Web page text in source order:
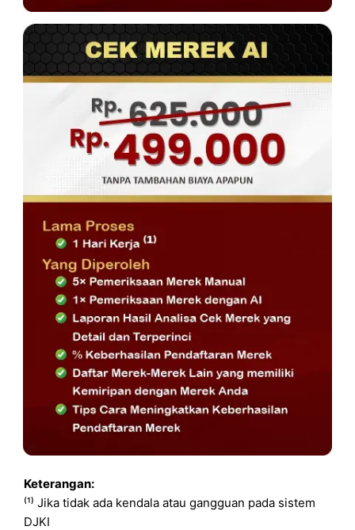
Keterangan:
⁽¹⁾ Jika tidak ada kendala atau gangguan pada sistem
DJKI